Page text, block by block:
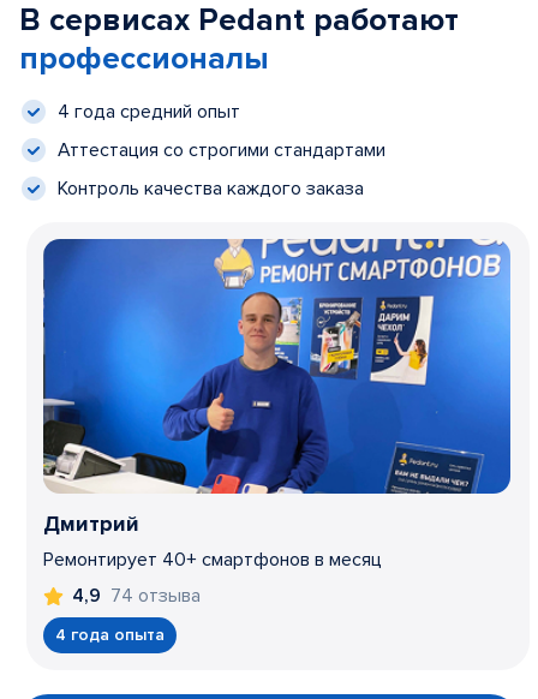
В сервисах Pedant работают
профессионалы
4 года средний опыт
Аттестация со строгими стандартами
Контроль качества каждого заказа
Дмитрий
Ремонтирует 40+ смартфонов в месяц
4,9 74 отзыва
4 года опыта